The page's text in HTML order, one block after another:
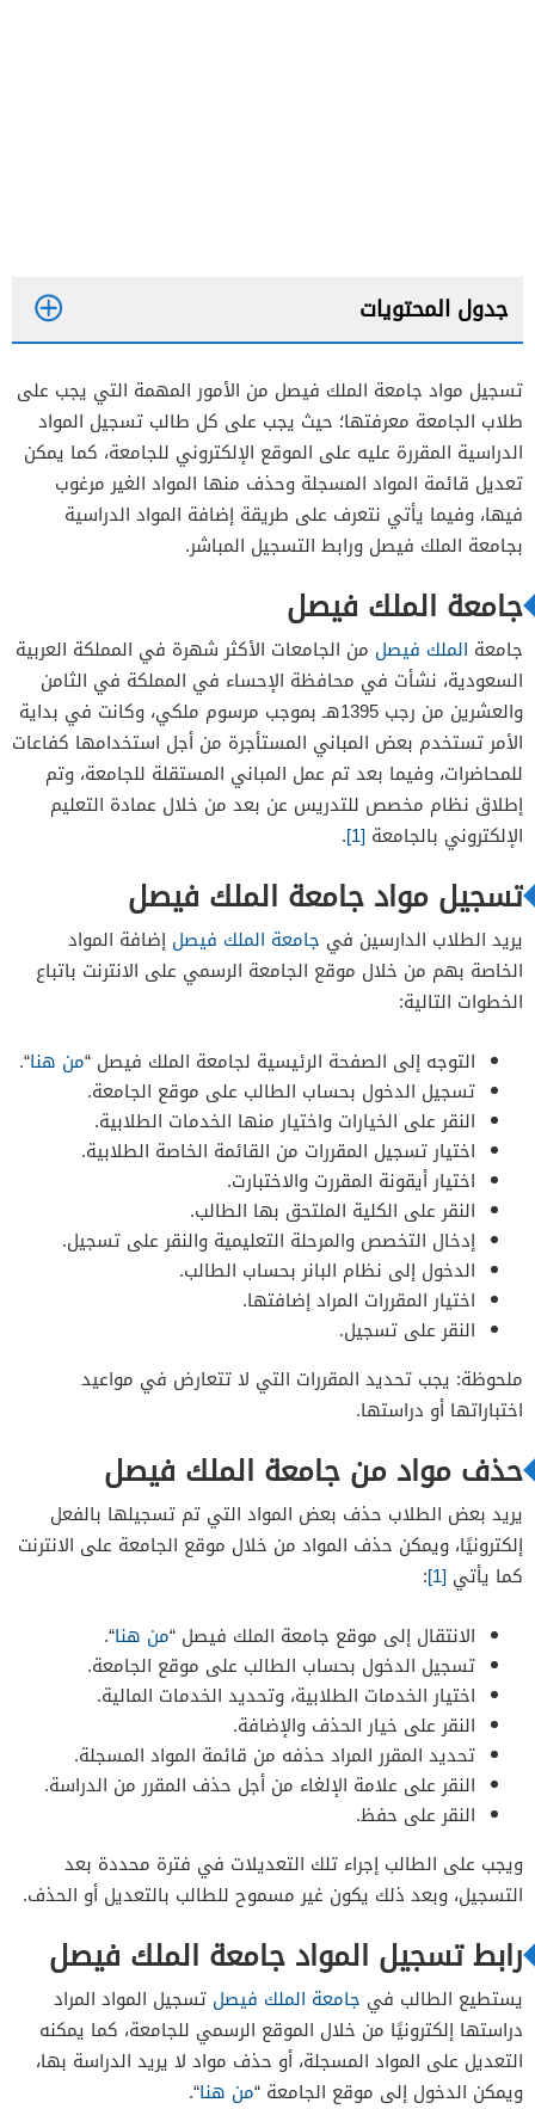
جدول المحتويات
تسجيل مواد جامعة الملك فيصل من الأمور المهمة التي يجب على
طلاب الجامعة معرفتها؛ حيث يجب على كل طالب تسجيل المواد
الدراسية المقررة عليه على الموقع الإلكتروني للجامعة، كما يمكن
تعديل قائمة المواد المسجلة وحذف منها المواد الغير مرغوب
فيها، وفيما يأتي نتعرف على طريقة إضافة المواد الدراسية
بجامعة الملك فيصل ورابط التسجيل المباشر.
جامعة الملك فيصل
جامعة الملك فيصل من الجامعات الأكثر شهرة في المملكة العربية
السعودية، نشأت في محافظة الإحساء في المملكة في الثامن
والعشرين من رجب 1395هـ بموجب مرسوم ملكي، وكانت في بداية
الأمر تستخدم بعض المباني المستأجرة من أجل استخدامها كفاعات
للمحاضرات، وفيما بعد تم عمل المباني المستقلة للجامعة، وتم
إطلاق نظام مخصص للتدريس عن بعد من خلال عمادة التعليم
الإلكتروني بالجامعة [1]
.
تسجيل مواد جامعة الملك فيصل
يريد الطلاب الدارسين في جامعة الملك فيصل إضافة المواد
الخاصة بهم من خلال موقع الجامعة الرسمي على الانترنت باتباع
الخطوات التالية:
التوجه إلى الصفحة الرئيسية لجامعة الملك فيصل “من هنا“.
تسجيل الدخول بحساب الطالب على موقع الجامعة.
النقر على الخيارات واختيار منها الخدمات الطلابية.
اختيار تسجيل المقررات من القائمة الخاصة الطلابية.
اختيار أيقونة المقررت والاختبارت.
النقر على الكلية الملتحق بها الطالب.
إدخال التخصص والمرحلة التعليمية والنقر على تسجيل.
الدخول إلى نظام البانر بحساب الطالب.
اختيار المقررات المراد إضافتها.
النقر على تسجيل.
ملحوظة: يجب تحديد المقررات التي لا تتعارض في مواعيد
اختباراتها أو دراستها.
حذف مواد من جامعة الملك فيصل
يريد بعض الطلاب حذف بعض المواد التي تم تسجيلها بالفعل
إلكترونيًا، ويمكن حذف المواد من خلال موقع الجامعة على الانترنت
كما يأتي [1]
:
الانتقال إلى موقع جامعة الملك فيصل “من هنا“.
تسجيل الدخول بحساب الطالب على موقع الجامعة.
اختيار الخدمات الطلابية، وتحديد الخدمات المالية.
النقر على خيار الحذف والإضافة.
تحديد المقرر المراد حذفه من قائمة المواد المسجلة.
النقر على علامة الإلغاء من أجل حذف المقرر من الدراسة.
النقر على حفظ.
ويجب على الطالب إجراء تلك التعديلات في فترة محددة بعد
التسجيل، وبعد ذلك يكون غير مسموح للطالب بالتعديل أو الحذف.
رابط تسجيل المواد جامعة الملك فيصل
يستطيع الطالب في جامعة الملك فيصل تسجيل المواد المراد
دراستها إلكترونيًا من خلال الموقع الرسمي للجامعة، كما يمكنه
التعديل على المواد المسجلة، أو حذف مواد لا يريد الدراسة بها،
ويمكن الدخول إلى موقع الجامعة “من هنا“.